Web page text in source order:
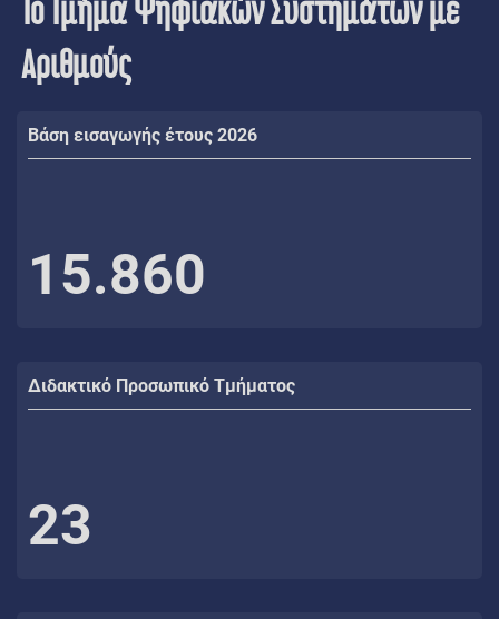
Το Τμήμα Ψηφιακών Συστημάτων με
Αριθμούς
Βάση εισαγωγής έτους 2026
15.860
Διδακτικό Προσωπικό Τμήματος
23